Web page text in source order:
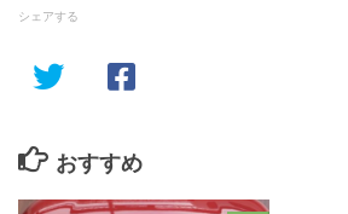
シェアする
おすすめ